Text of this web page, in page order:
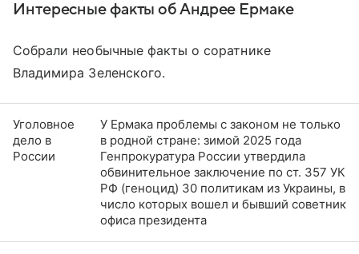
Интересные факты об Андрее Ермаке
Собрали необычные факты о соратнике
Владимира Зеленского.
Уголовное
дело в
России
У Ермака проблемы с законом не только
в родной стране: зимой 2025 года
Генпрокуратура России утвердила
обвинительное заключение по ст. 357 УК
РФ (геноцид) 30 политикам из Украины, в
число которых вошел и бывший советник
офиса президента